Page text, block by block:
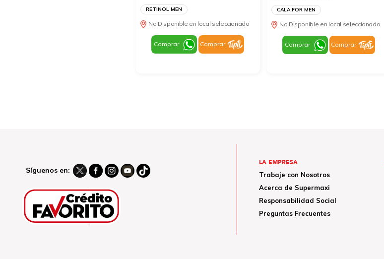
RETINOL MEN
No Disponible en local seleccionado
Comprar Comprar
CALA FOR MEN
No Disponible en local seleccionado
Comprar Comprar
Síguenos en:
LA EMPRESA
Trabaje con Nosotros
Acerca de Supermaxi
Responsabilidad Social
Preguntas Frecuentes